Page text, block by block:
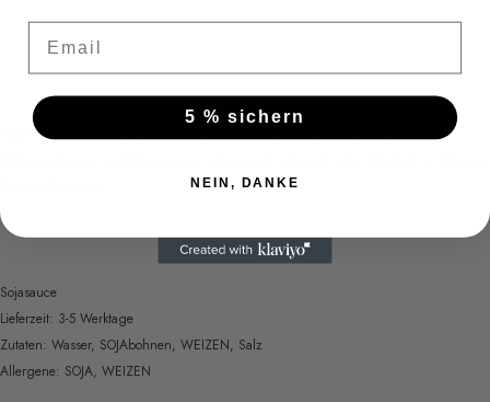
Mehr Sojasaucen in unserem Sortiment sowie mehr interessante
Sojasauce
Lieferzeit: 3-5 Werktage
Zutaten: Wasser, SOJAbohnen, WEIZEN, Salz
Allergene: SOJA, WEIZEN
Email
5 % sichern
NEIN, DANKE